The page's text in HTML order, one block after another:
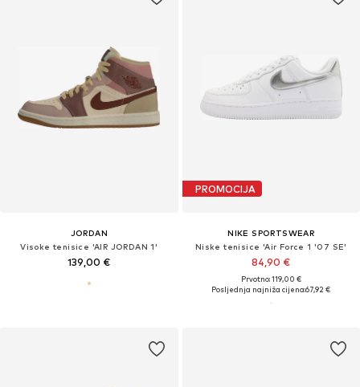
JORDAN
Visoke tenisice 'AIR JORDAN 1'
139,00 €
PROMOCIJA
NIKE SPORTSWEAR
Niske tenisice 'Air Force 1 '07 SE'
84,90 €
Prvotno: 119,00 €
Posljednja najniža cijena:67,92 €